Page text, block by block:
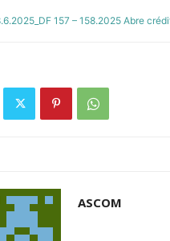
157 – 158.2025 Abre
ASCOM